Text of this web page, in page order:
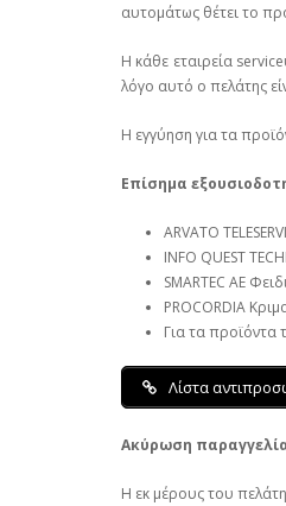
αυτομάτως θέτει το
Η κάθε εταιρεία
λόγο αυτό ο πελάτης
Η εγγύηση για τα
Επίσημα
ARVATO
INFO QUEST
SMARTEC ΑΕ
PROCORDIA
Για τα προϊόντα
Λίστα
Ακύρωση
Η εκ μέρους του